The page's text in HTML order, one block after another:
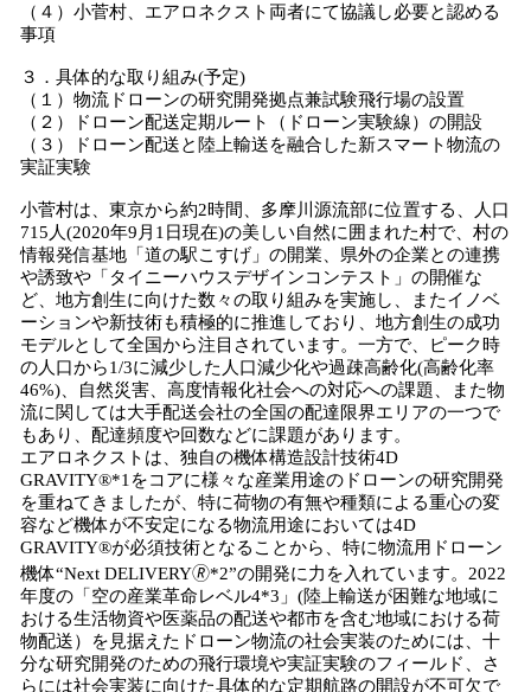
（４）小菅村、エアロネクスト両者にて協議し必要と認める
事項
３．具体的な取り組み(予定)
（１）物流ドローンの研究開発拠点兼試験飛行場の設置
（２）ドローン配送定期ルート（ドローン実験線）の開設
（３）ドローン配送と陸上輸送を融合した新スマート物流の
実証実験
小菅村は、東京から約2時間、多摩川源流部に位置する、人口
715人(2020年9月1日現在)の美しい自然に囲まれた村で、村の
情報発信基地「道の駅こすげ」の開業、県外の企業との連携
や誘致や「タイニーハウスデザインコンテスト」の開催な
ど、地方創生に向けた数々の取り組みを実施し、またイノベ
ーションや新技術も積極的に推進しており、地方創生の成功
モデルとして全国から注目されています。一方で、ピーク時
の人口から1/3に減少した人口減少化や過疎高齢化(高齢化率
46%)、自然災害、高度情報化社会への対応への課題、また物
流に関しては大手配送会社の全国の配達限界エリアの一つで
もあり、配達頻度や回数などに課題があります。
エアロネクストは、独自の機体構造設計技術4D
GRAVITY®*1をコアに様々な産業用途のドローンの研究開発
を重ねてきましたが、特に荷物の有無や種類による重心の変
容など機体が不安定になる物流用途においては4D
GRAVITY®︎が必須技術となることから、特に物流用ドローン
機体“Next DELIVERY🄬*2”の開発に力を入れています。2022
年度の「空の産業革命レベル4*3」(陸上輸送が困難な地域に
おける生活物資や医薬品の配送や都市を含む地域における荷
物配送）を見据えたドローン物流の社会実装のためには、十
分な研究開発のための飛行環境や実証実験のフィールド、さ
らには社会実装に向けた具体的な定期航路の開設が不可欠で